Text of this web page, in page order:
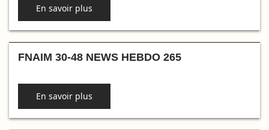
En savoir plus
FNAIM 30-48 NEWS HEBDO 265
En savoir plus